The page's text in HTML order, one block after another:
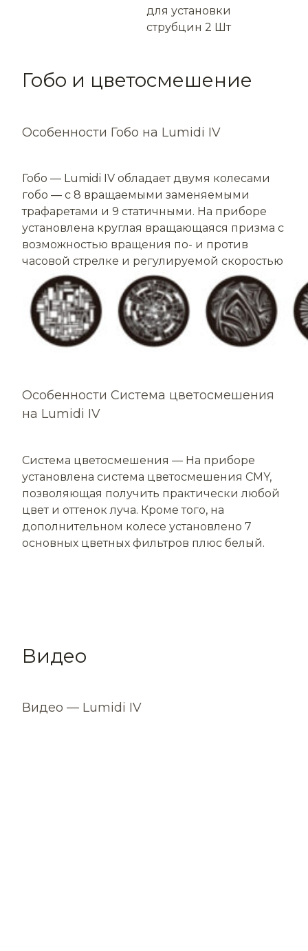
для установки
струбцин 2 Шт
Гобо и цветосмешение
Особенности Гобо на Lumidi IV
Гобо — Lumidi IV обладает двумя колесами
гобо — с 8 вращаемыми заменяемыми
трафаретами и 9 статичными. На приборе
установлена круглая вращающаяся призма с
возможностью вращения по- и против
часовой стрелке и регулируемой скоростью
Особенности Система цветосмешения
на Lumidi IV
Система цветосмешения — На приборе
установлена система цветосмешения CMY,
позволяющая получить практически любой
цвет и оттенок луча. Кроме того, на
дополнительном колесе установлено 7
основных цветных фильтров плюс белый.
Видео
Видео — Lumidi IV